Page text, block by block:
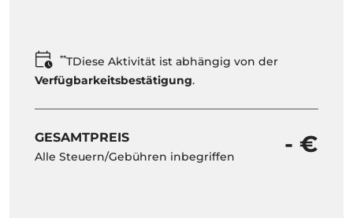
**TDiese Aktivität ist abhängig von der
Verfügbarkeitsbestätigung.
GESAMTPREIS
Alle Steuern/Gebühren inbegriffen - €